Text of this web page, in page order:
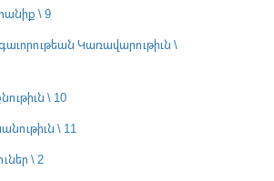
\ 9
Կառավարութիւն \
\ 10
\ 11
\ 2